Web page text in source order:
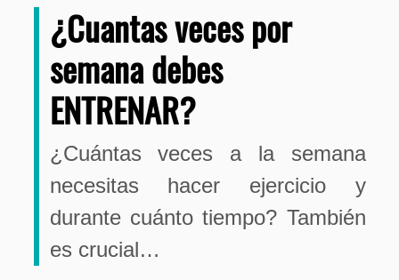
¿Cuantas veces por
semana debes
ENTRENAR?
¿Cuántas veces a la semana
necesitas hacer ejercicio y
durante cuánto tiempo? También
es crucial…